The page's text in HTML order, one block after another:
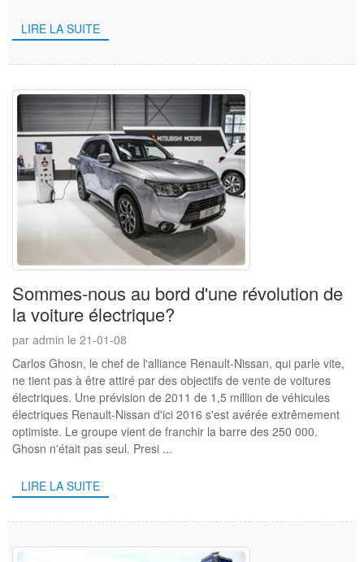
LIRE LA SUITE
Sommes-nous au bord d'une révolution de
la voiture électrique?
par admin le 21-01-08
Carlos Ghosn, le chef de l'alliance Renault-Nissan, qui parle vite,
ne tient pas à être attiré par des objectifs de vente de voitures
électriques. Une prévision de 2011 de 1,5 million de véhicules
électriques Renault-Nissan d'ici 2016 s'est avérée extrêmement
optimiste. Le groupe vient de franchir la barre des 250 000.
Ghosn n'était pas seul. Presi ...
LIRE LA SUITE